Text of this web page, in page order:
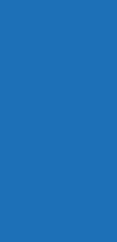
satın aldığı
almaktadır.
bakkallar,
toptan
yüksek